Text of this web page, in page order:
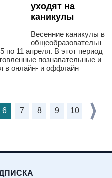
уходят на
каникулы
Весенние каникулы в
общеобразовательн
по 11 апреля. В этот период
познавательные и
в онлайн- и оффлайн
6 7 8 9 10